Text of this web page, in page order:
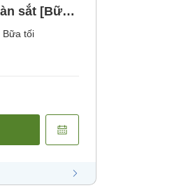
sắt [Bữa
Bữa tối